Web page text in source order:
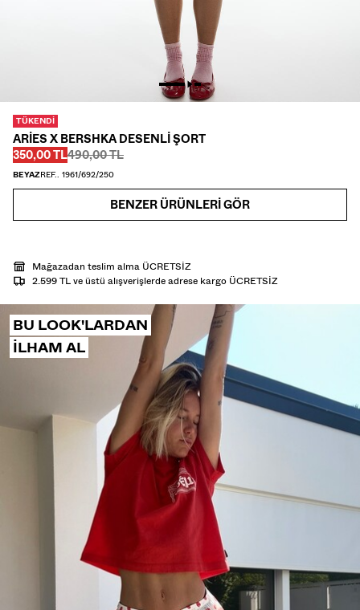
TÜKENDI
ARIES X BERSHKA DESENLI ŞORT
İNDIRIMLI FIYAT
350,00 TLÖnce
490,00 TL
Önce
BEYAZREF.. 1961/692/250
BENZER ÜRÜNLERI GÖR
Mağazadan teslim alma ÜCRETSİZ
2.599 TL ve üstü alışverişlerde adrese kargo ÜCRETSİZ
BU LOOK'LARDAN
ILHAM AL
SON GÜNLERİ
SATANLAR
HEDİYE KARTI MMBRS NEWSLETTER